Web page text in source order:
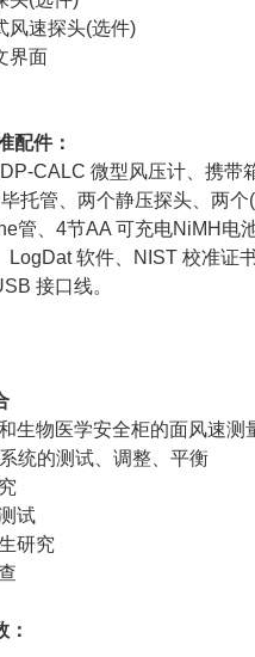
风速探头(选件)
界面
配件：
DP-CALC 微型风压计、携
托管、两个静压探头、两个
管、4节AA 可充电NiMH电
LogDat 软件、NIST 校准证
接口线。
生物医学安全柜的面风速测
统的测试、调整、平衡
试
研究
：